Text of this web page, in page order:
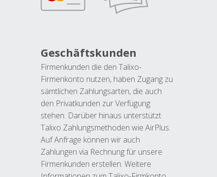
Geschäftskunden
Firmenkunden die den Talixo-
Firmenkonto nutzen, haben Zugang zu
sämtlichen Zahlungsarten, die auch
den Privatkunden zur Verfügung
stehen. Darüber hinaus unterstützt
Talixo Zahlungsmethoden wie AirPlus.
Auf Anfrage können wir auch
Zahlungen via Rechnung für unsere
Firmenkunden erstellen. Weitere